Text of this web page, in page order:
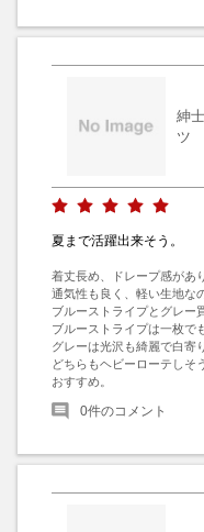
紳
ツ
夏まで活躍出来そう。
着丈長め、ドレープ感があ
通気性も良く、軽い生地な
ブルーストライプとグレー
ブルーストライプは一枚で
グレーは光沢も綺麗で白寄
どちらもヘビーローテしそ
おすすめ。
0件のコメント